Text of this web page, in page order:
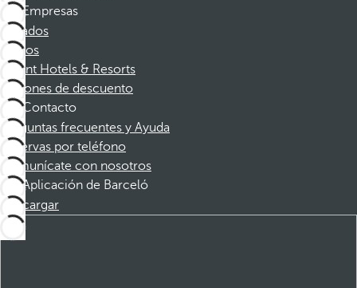
Empresas
Afiliados
Socios
Dorint Hotels & Resorts
Cupones de descuento
Contacto
Preguntas frecuentes y Ayuda
Reservas por teléfono
Comunícate con nosotros
Aplicación de Barceló
Descargar